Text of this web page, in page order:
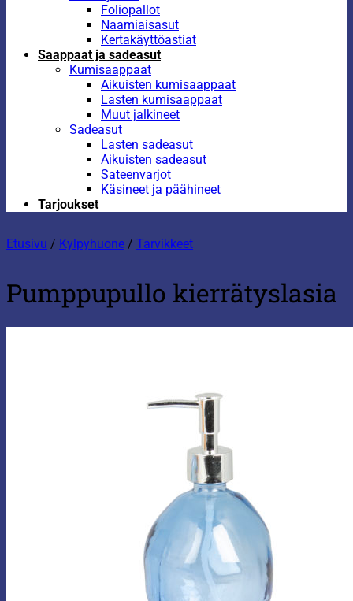
Foliopallot
Naamiaisasut
Kertakäyttöastiat
Saappaat ja sadeasut
Kumisaappaat
Aikuisten kumisaappaat
Lasten kumisaappaat
Muut jalkineet
Sadeasut
Lasten sadeasut
Aikuisten sadeasut
Sateenvarjot
Käsineet ja päähineet
Tarjoukset
Etusivu / Kylpyhuone / Tarvikkeet
Pumppupullo kierrätyslasia